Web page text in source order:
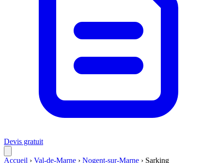
Devis gratuit
Accueil › Val-de-Marne › Nogent-sur-Marne › Sarking